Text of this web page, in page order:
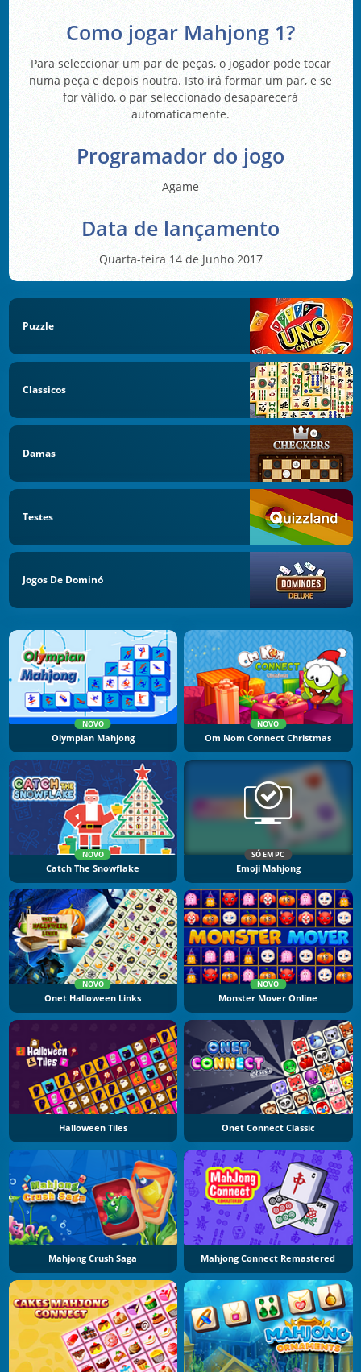
Como jogar Mahjong 1?
Para seleccionar um par de peças, o jogador pode tocar
numa peça e depois noutra. Isto irá formar um par, e se
for válido, o par seleccionado desaparecerá
automaticamente.
Programador do jogo
Agame
Data de lançamento
Quarta-feira 14 de Junho 2017
Puzzle
Classicos
Damas
Testes
Jogos De Dominó
NOVO
Olympian Mahjong
NOVO
Om Nom Connect Christmas
NOVO
Catch The Snowflake
SÓ EM PC
Emoji Mahjong
NOVO
Onet Halloween Links
NOVO
Monster Mover Online
Halloween Tiles Onet Connect Classic
Mahjong Crush Saga Mahjong Connect Remastered